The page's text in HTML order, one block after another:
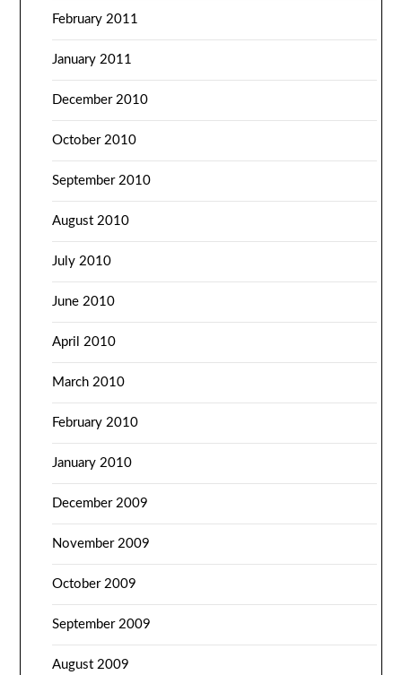
February 2011
January 2011
December 2010
October 2010
September 2010
August 2010
July 2010
June 2010
April 2010
March 2010
February 2010
January 2010
December 2009
November 2009
October 2009
September 2009
August 2009